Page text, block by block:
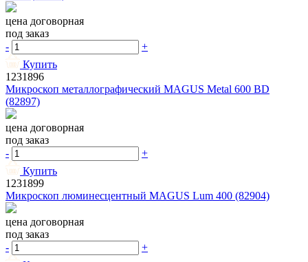
цена договорная
под заказ
-
+
Купить
1231896
Микроскоп металлографический MAGUS Metal 600 BD
(82897)
цена договорная
под заказ
-
+
Купить
1231899
Микроскоп люминесцентный MAGUS Lum 400 (82904)
цена договорная
под заказ
-
+